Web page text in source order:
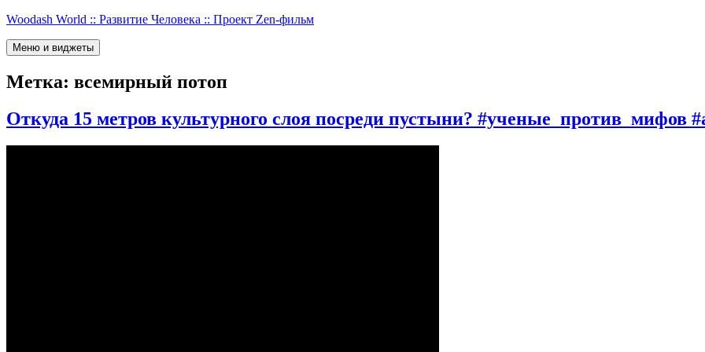
Перейти
содержимому
Woodash World :: Развитие Человека :: Проект Zen-фильм
Меню и виджеты
Метка: всемирный потоп
Откуда 15 метров культурного слоя посреди пустыни? #ученые_против_мифов